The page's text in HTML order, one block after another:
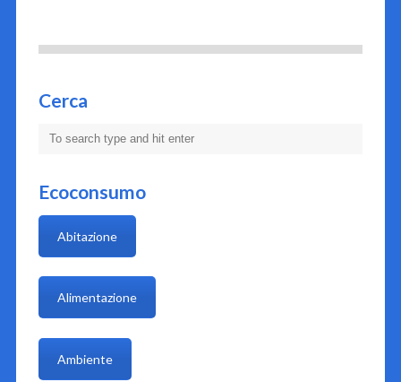
Cerca
Ecoconsumo
Abitazione
Alimentazione
Ambiente